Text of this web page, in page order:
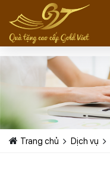
Trang chủ Dịch vụ